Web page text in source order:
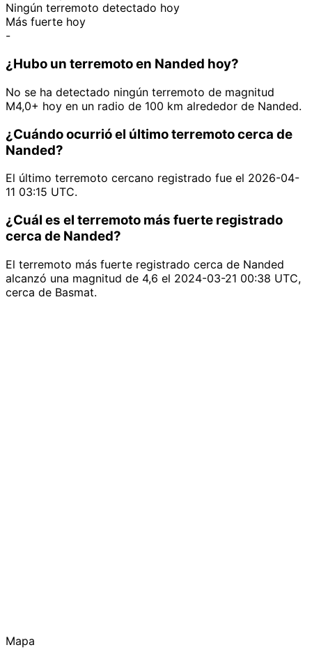
Ningún terremoto detectado hoy
Más fuerte hoy
-
¿Hubo un terremoto en Nanded hoy?
No se ha detectado ningún terremoto de magnitud
M4,0+ hoy en un radio de 100 km alrededor de Nanded.
¿Cuándo ocurrió el último terremoto cerca de
Nanded?
El último terremoto cercano registrado fue el 2026-04-
11 03:15 UTC.
¿Cuál es el terremoto más fuerte registrado
cerca de Nanded?
El terremoto más fuerte registrado cerca de Nanded
alcanzó una magnitud de 4,6 el 2024-03-21 00:38 UTC,
cerca de Basmat.
Mapa